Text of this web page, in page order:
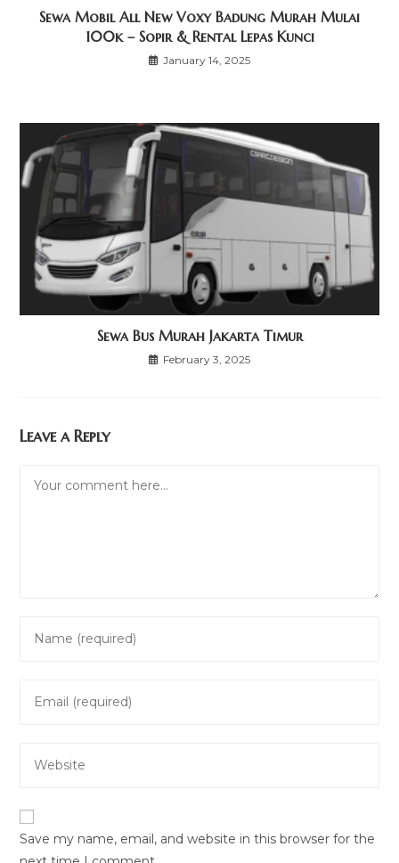
Sewa Mobil All New Voxy Badung Murah Mulai
100k – Sopir & Rental Lepas Kunci
January 14, 2025
Sewa Bus Murah Jakarta Timur
February 3, 2025
Leave a Reply
comment
address
URL
(optional)
Save my name, email, and website in this browser for the